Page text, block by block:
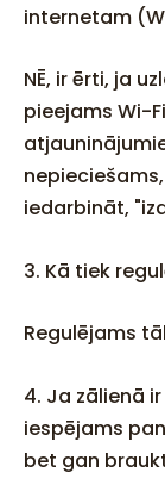
internetam
NĒ, ir ērti, ja
pieejams Wi-
iedarbināt,
3. Kā tiek
Regulējams
4. Ja zālienā
iespējams
bet gan